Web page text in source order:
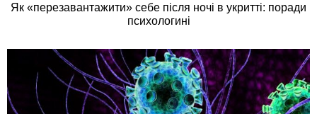
Як «перезавантажити» себе після ночі в укритті: поради
психологині